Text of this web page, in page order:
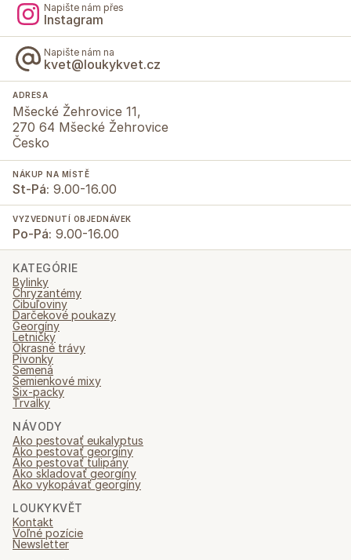
Napište nám přes
Instagram
Napište nám na
kvet@loukykvet.cz
ADRESA
Mšecké Žehrovice 11,
270 64 Mšecké Žehrovice
Česko
NÁKUP NA MÍSTĚ
St-Pá: 9.00-16.00
VYZVEDNUTÍ OBJEDNÁVEK
Po-Pá: 9.00-16.00
KATEGÓRIE
Bylinky
Chryzantémy
Cibuľoviny
Darčekové poukazy
Georgíny
Letničky
Okrasné trávy
Pivonky
Semená
Semienkové mixy
Six-packy
Trvalky
NÁVODY
Ako pestovať eukalyptus
Ako pestovať georgíny
Ako pestovať tulipány
Ako skladovať georgíny
Ako vykopávať georgíny
LOUKYKVĚT
Kontakt
Voľné pozície
Newsletter